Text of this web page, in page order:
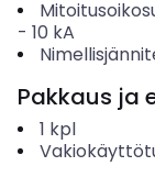
- 10 kA
Pakkaus ja
1 kpl